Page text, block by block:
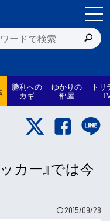
勝利への
カギ
ゆかりの
部屋
トリ
カー』では今
2015/09/28